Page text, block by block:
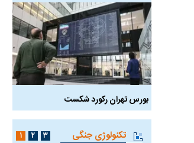
بورس تهران رکورد شکست
تکنولوژی جنگی ۱ ۲ ۳